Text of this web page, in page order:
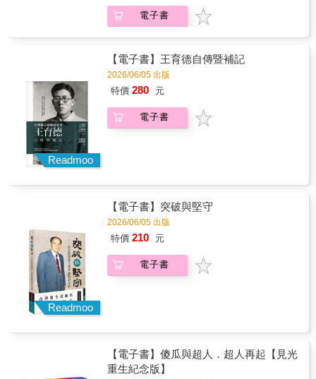
海軍二十餘年，歷經嚴苛的磨鍊與國家任務，
最終以上校之姿退伍。44歲那年，他選擇
是一段職涯的傳奇，更是一部足以拍成電影的
生命史詩。本書集結了作者近年筆耕有成的短
文，每篇約千字，篇幅適中卻蘊含深刻哲理。
書中強調「累積的力量」：專業技術、人脈資
源、學問追求與家庭教育，都是成功的基石。
他在追求卓越的同時，仍保持父親的柔情與基
者：「忘記背後，努力面前」，不要被過去束
繪了家庭的幸福與責任，透過家庭會議、生活
分享，讓人看見軍人卸下軍服後的柔軟與堅
定。在海上，他學會敬畏；在信仰中，他找到
的實現，更是給予「三明治世代」最好的心靈
指引。《讀 馬汀懂的水邊人生》值得每位努力
生智慧。◎代理經銷：白象文化更多精彩內容
請見
http://www.pressstore.com.tw/freereading/
電子書
Readmoo
【電子書】王育德自傳暨補記
2026/06/05 出版
特價 280 元
電子書
Readmoo
【電子書】突破與堅守
2026/06/05 出版
特價 210 元
電子書
【電子書】傻瓜與超人．超人再起【見光
重生紀念版】